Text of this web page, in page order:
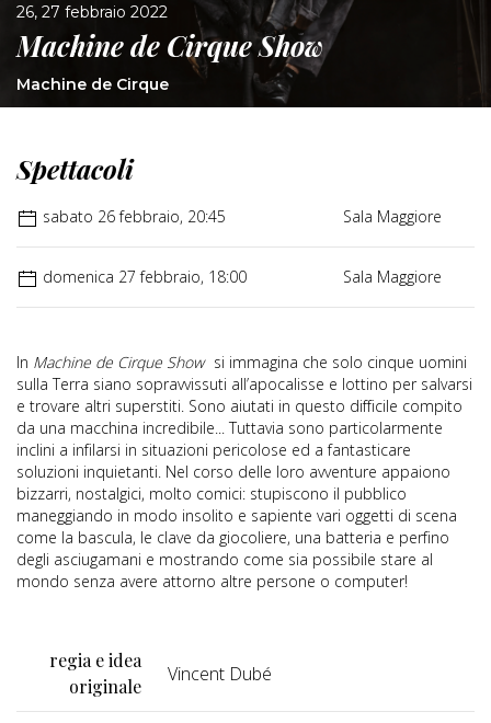
26, 27 febbraio 2022
Machine de Cirque Show
Machine de Cirque
Spettacoli
sabato 26 febbraio, 20:45 Sala Maggiore
domenica 27 febbraio, 18:00 Sala Maggiore
In Machine de Cirque Show si immagina che solo cinque uomini
sulla Terra siano sopravvissuti all’apocalisse e lottino per salvarsi
e trovare altri superstiti. Sono aiutati in questo difficile compito
da una macchina incredibile... Tuttavia sono particolarmente
inclini a infilarsi in situazioni pericolose ed a fantasticare
soluzioni inquietanti. Nel corso delle loro avventure appaiono
bizzarri, nostalgici, molto comici: stupiscono il pubblico
maneggiando in modo insolito e sapiente vari oggetti di scena
come la bascula, le clave da giocoliere, una batteria e perfino
degli asciugamani e mostrando come sia possibile stare al
mondo senza avere attorno altre persone o computer!
regia e idea
originale
Vincent Dubé